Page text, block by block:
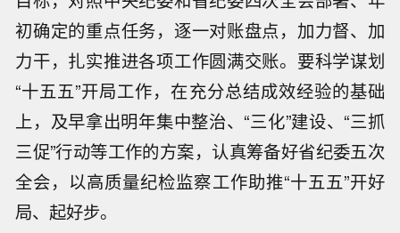
初确定的重点任务，逐一对账盘点，加力督、加
力干，扎实推进各项工作圆满交账。要科学谋划
“十五五”开局工作，在充分总结成效经验的基础
上，及早拿出明年集中整治、“三化”建设、“三抓
三促”行动等工作的方案，认真筹备好省纪委五次
全会，以高质量纪检监察工作助推“十五五”开好
局、起好步。